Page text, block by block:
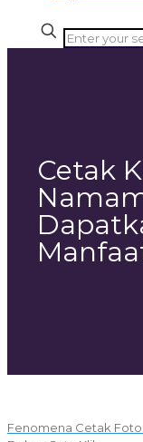
Cetak
Fenomena Cetak